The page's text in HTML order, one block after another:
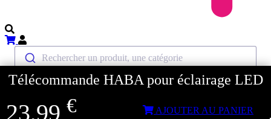
Télécommande HABA pour éclairage LED
23,99 € AJOUTER AU PANIER
Rechercher un produit, une catégorie
Retour